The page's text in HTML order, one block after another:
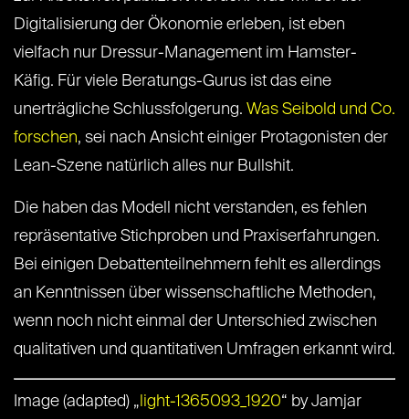
Digitalisierung der Ökonomie erleben, ist eben
vielfach nur Dressur-Management im Hamster-
Käfig. Für viele Beratungs-Gurus ist das eine
unerträgliche Schlussfolgerung. Was Seibold und Co.
forschen, sei nach Ansicht einiger Protagonisten der
Lean-Szene natürlich alles nur Bullshit.
Die haben das Modell nicht verstanden, es fehlen
repräsentative Stichproben und Praxiserfahrungen.
Bei einigen Debattenteilnehmern fehlt es allerdings
an Kenntnissen über wissenschaftliche Methoden,
wenn noch nicht einmal der Unterschied zwischen
qualitativen und quantitativen Umfragen erkannt wird.
Image (adapted) „ light-1365093_1920“ by Jamjar